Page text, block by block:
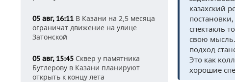
05 авг, 16:11 В Казани на 2,5 месяца
ограничат движение на улице
Затонской
05 авг, 15:45 Сквер у памятника
Бутлерову в Казани планируют
открыть к концу лета
казахский
спектакль
свою
подход
Это как
хорошие